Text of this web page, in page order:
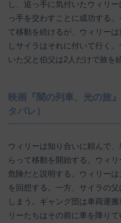
し、追っ手に気付いたウィリ
っ手を交わすことに成功する
て移動を続けるが、ウィリー
しサイラはそれに付いて行く
いた父と伯父は2人だけで旅を
映画『闇の列車、光の旅
タバレ）
ウィリーは知り合いに頼んで
らって移動を開始する。ウィ
危険だと説明する。ウィリー
を回想する。一方、サイラの
しまう。ギャング団は車両運
リーたちはその前に車を降り